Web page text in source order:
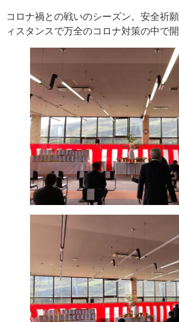
コロナ禍との戦いのシーズン。安全祈
ィスタンスで万全のコロナ対策の中で開